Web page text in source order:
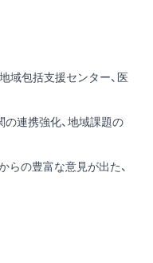
域包括支援センター、医
の連携強化、地域課題の
らの豊富な意見が出た、